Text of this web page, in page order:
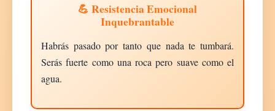
💪 Resistencia Emocional
Inquebrantable
Habrás pasado por tanto que nada te tumbará.
Serás fuerte como una roca pero suave como el
agua.